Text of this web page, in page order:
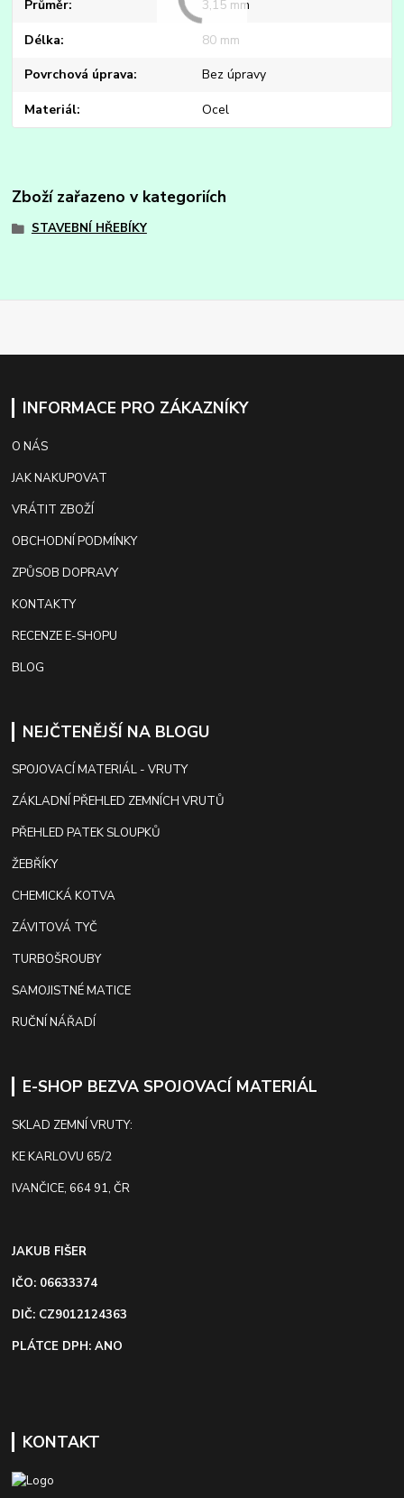
Průměr 3,15 mm
Délka 80 mm
Povrchová úprava Bez úpravy
Materiál Ocel
Zboží zařazeno v kategoriích
STAVEBNÍ HŘEBÍKY
INFORMACE PRO ZÁKAZNÍKY
O NÁS
JAK NAKUPOVAT
VRÁTIT ZBOŽÍ
OBCHODNÍ PODMÍNKY
ZPŮSOB DOPRAVY
KONTAKTY
RECENZE E-SHOPU
BLOG
NEJČTENĚJŠÍ NA BLOGU
SPOJOVACÍ MATERIÁL - VRUTY
ZÁKLADNÍ PŘEHLED ZEMNÍCH VRUTŮ
PŘEHLED PATEK SLOUPKŮ
ŽEBŘÍKY
CHEMICKÁ KOTVA
ZÁVITOVÁ TYČ
TURBOŠROUBY
SAMOJISTNÉ MATICE
RUČNÍ NÁŘADÍ
E-SHOP BEZVA SPOJOVACÍ MATERIÁL
SKLAD ZEMNÍ VRUTY:
KE KARLOVU 65/2
IVANČICE, 664 91, ČR
JAKUB FIŠER
IČO: 06633374
DIČ: CZ9012124363
PLÁTCE DPH: ANO
KONTAKT